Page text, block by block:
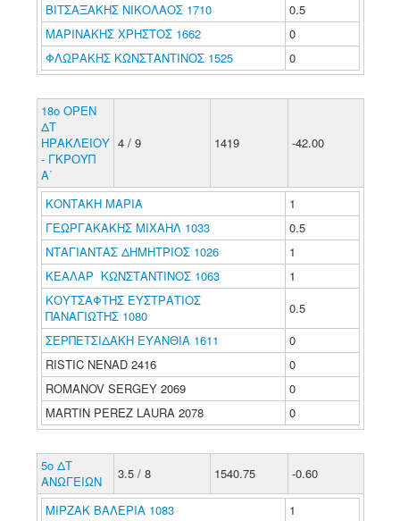
ΒΙΤΣΑΞΑΚΗΣ ΝΙΚΟΛΑΟΣ 1710
0.5
ΜΑΡΙΝΑΚΗΣ ΧΡΗΣΤΟΣ 1662
0
ΦΛΩΡΑΚΗΣ ΚΩΝΣΤΑΝΤΙΝΟΣ 1525
0
18ο ΟΡΕΝ
ΔΤ
ΗΡΑΚΛΕΙΟΥ
- ΓΚΡΟΥΠ
Α΄
4 / 9 1419 -42.00
ΚΟΝΤΑΚΗ ΜΑΡΙΑ
1
ΓΕΩΡΓΑΚΑΚΗΣ ΜΙΧΑΗΛ 1033
0.5
ΝΤΑΓΙΑΝΤΑΣ ΔΗΜΗΤΡΙΟΣ 1026
1
ΚΕΑΛΑΡ ΚΩΝΣΤΑΝΤΙΝΟΣ 1063
1
ΚΟΥΤΣΑΦΤΗΣ ΕΥΣΤΡΑΤΙΟΣ
ΠΑΝΑΓΙΩΤΗΣ 1080
0.5
ΣΕΡΠΕΤΣΙΔΑΚΗ ΕΥΑΝΘΙΑ 1611
0
RISTIC NENAD 2416
0
ROMANOV SERGEY 2069
0
MARTIN PEREZ LAURA 2078
0
5ο ΔΤ
ΑΝΩΓΕΙΩΝ
3.5 / 8 1540.75 -0.60
ΜΙΡΖΑΚ ΒΑΛΕΡΙΑ 1083 1